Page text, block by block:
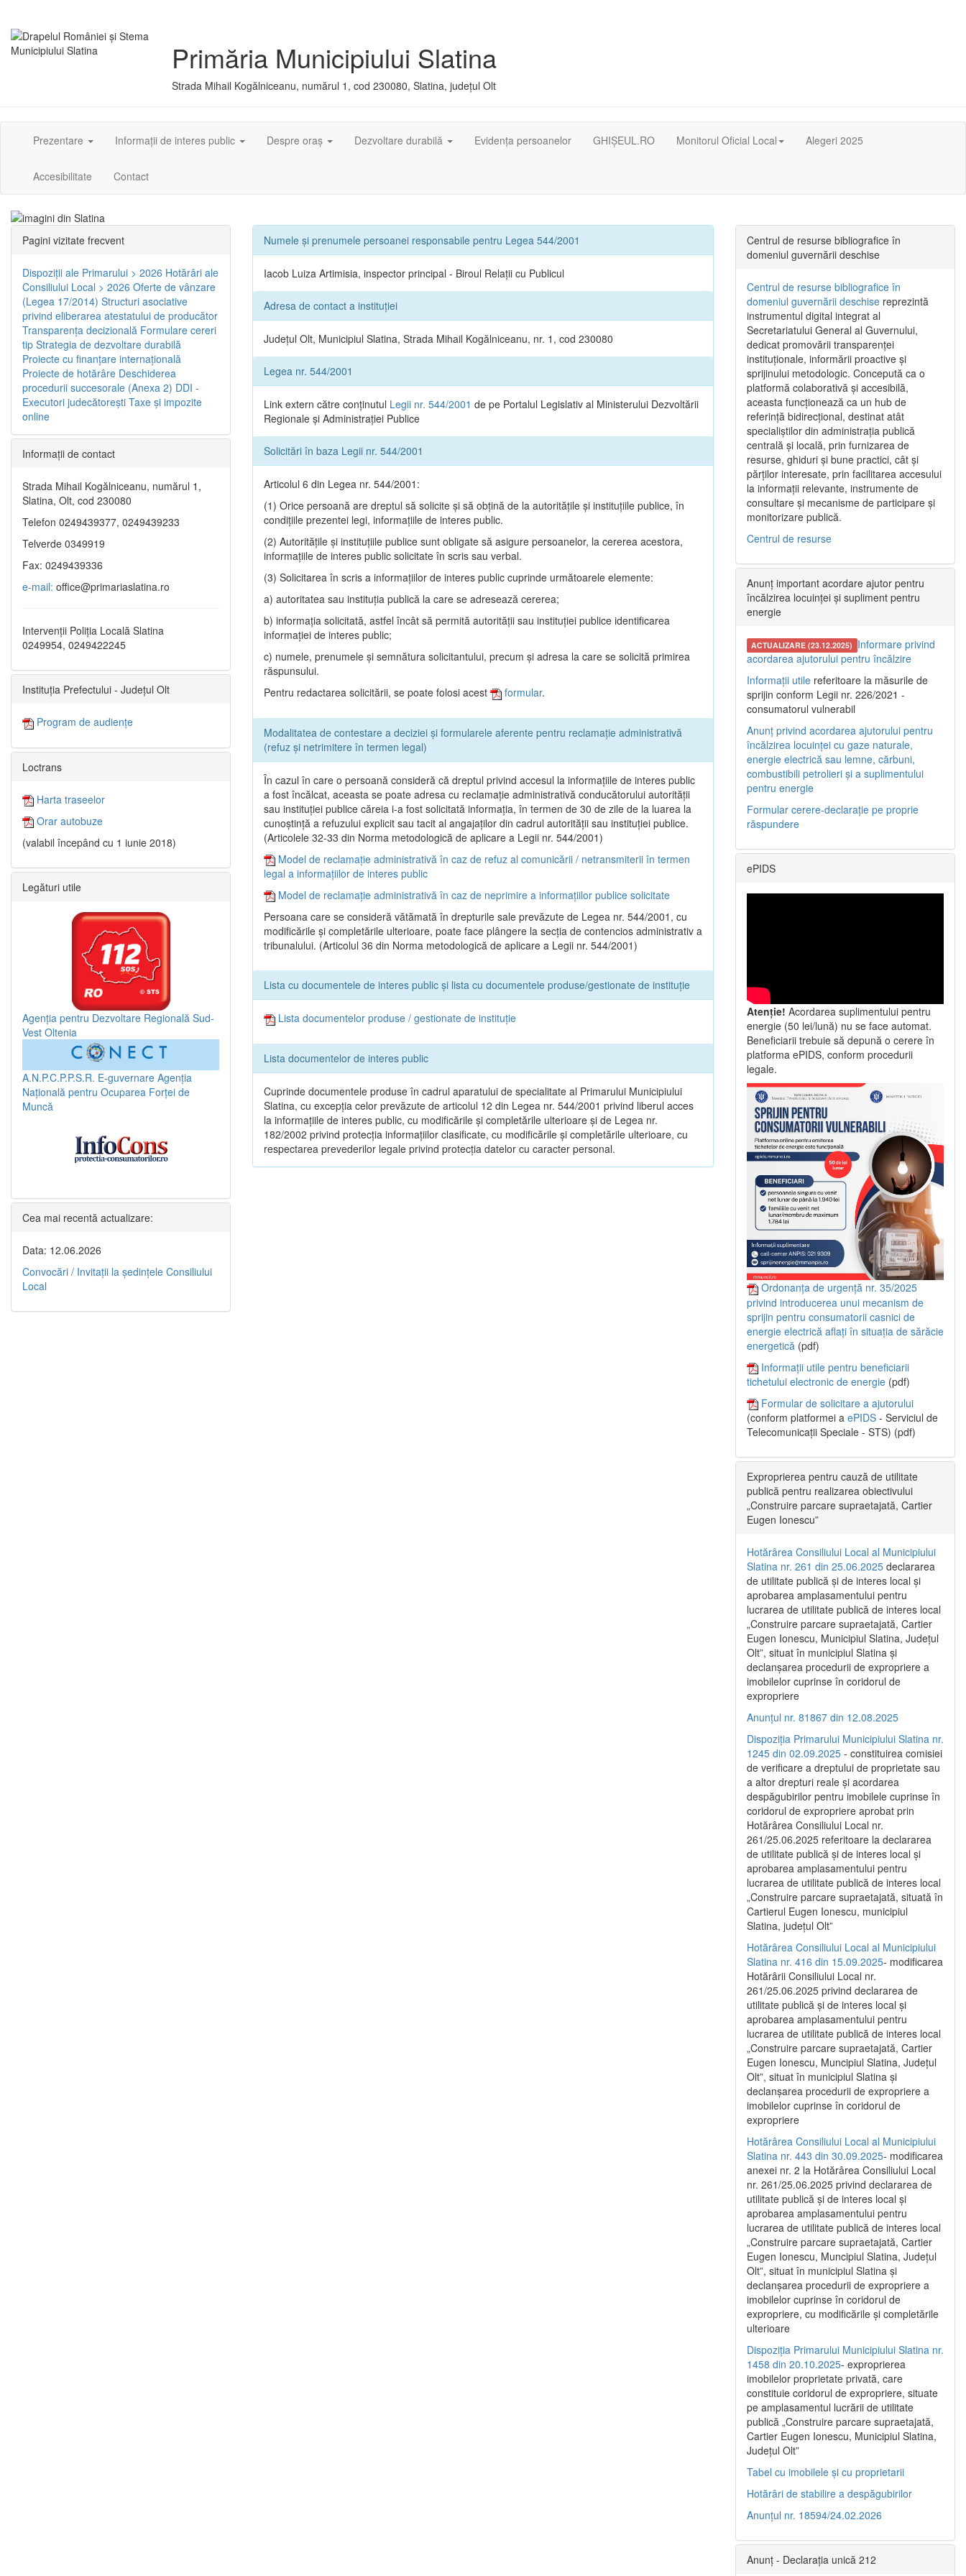
Primăria Municipiului Slatina
Strada Mihail Kogălniceanu, numărul 1, cod 230080, Slatina, județul Olt
Prezentare Informații de interes public Despre oraș Dezvoltare durabilă Evidența persoanelor GHIȘEUL.RO Monitorul Oficial Local Alegeri 2025
Accesibilitate Contact
Numele și prenumele persoanei responsabile pentru Legea 544/2001
Iacob Luiza Artimisia, inspector principal - Biroul Relații cu Publicul
Adresa de contact a instituției
Județul Olt, Municipiul Slatina, Strada Mihail Kogălniceanu, nr. 1, cod 230080
Legea nr. 544/2001
Link extern către conținutul Legii nr. 544/2001 de pe Portalul Legislativ al Ministerului Dezvoltării
Regionale și Administrației Publice
Solicitări în baza Legii nr. 544/2001
Articolul 6 din Legea nr. 544/2001:
(1) Orice persoană are dreptul să solicite şi să obţină de la autorităţile şi instituţiile publice, în
condiţiile prezentei legi, informaţiile de interes public.
(2) Autorităţile şi instituţiile publice sunt obligate să asigure persoanelor, la cererea acestora,
informaţiile de interes public solicitate în scris sau verbal.
(3) Solicitarea în scris a informaţiilor de interes public cuprinde următoarele elemente:
a) autoritatea sau instituţia publică la care se adresează cererea;
b) informaţia solicitată, astfel încât să permită autorităţii sau instituţiei publice identificarea
informaţiei de interes public;
c) numele, prenumele şi semnătura solicitantului, precum şi adresa la care se solicită primirea
răspunsului.
Pentru redactarea solicitării, se poate folosi acest
formular.
Modalitatea de contestare a deciziei și formularele aferente pentru reclamație administrativă
(refuz și netrimitere în termen legal)
În cazul în care o persoană consideră că dreptul privind accesul la informaţiile de interes public
a fost încălcat, aceasta se poate adresa cu reclamaţie administrativă conducătorului autorităţii
sau instituţiei publice căreia i-a fost solicitată informaţia, în termen de 30 de zile de la luarea la
cunoştinţă a refuzului explicit sau tacit al angajaţilor din cadrul autorităţii sau instituţiei publice.
(Articolele 32-33 din Norma metodologică de aplicare a Legii nr. 544/2001)
Model de reclamație administrativă în caz de refuz al comunicării / netransmiterii în termen
legal a informațiilor de interes public
Model de reclamație administrativă în caz de neprimire a informațiilor publice solicitate
Persoana care se consideră vătămată în drepturile sale prevăzute de Legea nr. 544/2001, cu
modificările şi completările ulterioare, poate face plângere la secţia de contencios administrativ a
tribunalului. (Articolul 36 din Norma metodologică de aplicare a Legii nr. 544/2001)
Lista cu documentele de interes public și lista cu documentele produse/gestionate de instituție
Lista documentelor produse / gestionate de instituție
Lista documentelor de interes public
Cuprinde documentele produse în cadrul aparatului de specialitate al Primarului Municipiului
Slatina, cu excepția celor prevăzute de articolul 12 din Legea nr. 544/2001 privind liberul acces
la informațiile de interes public, cu modificările și completările ulterioare și de Legea nr.
182/2002 privind protecția informațiilor clasificate, cu modificările și completările ulterioare, cu
respectarea prevederilor legale privind protecția datelor cu caracter personal.
Pagini vizitate frecvent
Dispoziţii ale Primarului > 2026 Hotărâri ale
Consiliului Local > 2026 Oferte de vânzare
(Legea 17/2014) Structuri asociative
privind eliberarea atestatului de producător
Transparenţa decizională Formulare cereri
tip Strategia de dezvoltare durabilă
Proiecte cu finanţare internaţională
Proiecte de hotărâre Deschiderea
procedurii succesorale (Anexa 2) DDI -
Executori judecătorești Taxe şi impozite
online
Informaţii de contact
Strada Mihail Kogălniceanu, numărul 1,
Slatina, Olt, cod 230080
Telefon 0249439377, 0249439233
Telverde 0349919
Fax: 0249439336
e-mail: office@primariaslatina.ro
Intervenții Poliția Locală Slatina
0249954, 0249422245
Instituția Prefectului - Județul Olt
Program de audiențe
Loctrans
Harta traseelor
Orar autobuze
(valabil începând cu 1 iunie 2018)
Legături utile
Agenția pentru Dezvoltare Regională Sud-
Vest Oltenia
A.N.P.C.P.P.S.R. E-guvernare Agenția
Națională pentru Ocuparea Forței de
Muncă
Cea mai recentă actualizare:
Data: 12.06.2026
Convocări / Invitaţii la şedinţele Consiliului
Local
Centrul de resurse bibliografice în
domeniul guvernării deschise
Centrul de resurse bibliografice în
domeniul guvernării deschise reprezintă
instrumentul digital integrat al
Secretariatului General al Guvernului,
dedicat promovării transparenței
instituționale, informării proactive și
sprijinului metodologic. Concepută ca o
platformă colaborativă și accesibilă,
aceasta funcționează ca un hub de
referință bidirecțional, destinat atât
specialiștilor din administrația publică
centrală și locală, prin furnizarea de
resurse, ghiduri și bune practici, cât și
părților interesate, prin facilitarea accesului
la informații relevante, instrumente de
consultare și mecanisme de participare și
monitorizare publică.
Centrul de resurse
Anunț important acordare ajutor pentru
încălzirea locuinței și supliment pentru
energie
ACTUALIZARE (23.12.2025) Informare privind
acordarea ajutorului pentru încălzire
Informații utile referitoare la măsurile de
sprijin conform Legii nr. 226/2021 -
consumatorul vulnerabil
Anunț privind acordarea ajutorului pentru
încălzirea locuinței cu gaze naturale,
energie electrică sau lemne, cărbuni,
combustibili petrolieri și a suplimentului
pentru energie
Formular cerere-declarație pe proprie
răspundere
ePIDS
Atenție! Acordarea suplimentului pentru
energie (50 lei/lună) nu se face automat.
Beneficiarii trebuie să depună o cerere în
platforma ePIDS, conform procedurii
legale.
Ordonanța de urgență nr. 35/2025
privind introducerea unui mecanism de
sprijin pentru consumatorii casnici de
energie electrică aflați în situația de sărăcie
energetică (pdf)
Informații utile pentru beneficiarii
tichetului electronic de energie (pdf)
Formular de solicitare a ajutorului
(conform platformei a ePIDS - Serviciul de
Telecomunicații Speciale - STS) (pdf)
Exproprierea pentru cauză de utilitate
publică pentru realizarea obiectivului
„Construire parcare supraetajată, Cartier
Eugen Ionescu”
Hotărârea Consiliului Local al Municipiului
Slatina nr. 261 din 25.06.2025 declararea
de utilitate publică și de interes local și
aprobarea amplasamentului pentru
lucrarea de utilitate publică de interes local
„Construire parcare supraetajată, Cartier
Eugen Ionescu, Municipiul Slatina, Județul
Olt”, situat în municipiul Slatina și
declanșarea procedurii de expropriere a
imobilelor cuprinse în coridorul de
expropriere
Anunțul nr. 81867 din 12.08.2025
Dispoziția Primarului Municipiului Slatina nr.
1245 din 02.09.2025 - constituirea comisiei
de verificare a dreptului de proprietate sau
a altor drepturi reale și acordarea
despăgubirilor pentru imobilele cuprinse în
coridorul de expropriere aprobat prin
Hotărârea Consiliului Local nr.
261/25.06.2025 referitoare la declararea
de utilitate publică și de interes local și
aprobarea amplasamentului pentru
lucrarea de utilitate publică de interes local
„Construire parcare supraetajată, situată în
Cartierul Eugen Ionescu, municipiul
Slatina, județul Olt”
Hotărârea Consiliului Local al Municipiului
Slatina nr. 416 din 15.09.2025- modificarea
Hotărârii Consiliului Local nr.
261/25.06.2025 privind declararea de
utilitate publică și de interes local și
aprobarea amplasamentului pentru
lucrarea de utilitate publică de interes local
„Construire parcare supraetajată, Cartier
Eugen Ionescu, Muncipiul Slatina, Județul
Olt”, situat în municipiul Slatina și
declanșarea procedurii de expropriere a
imobilelor cuprinse în coridorul de
expropriere
Hotărârea Consiliului Local al Municipiului
Slatina nr. 443 din 30.09.2025- modificarea
anexei nr. 2 la Hotărârea Consiliului Local
nr. 261/25.06.2025 privind declararea de
utilitate publică şi de interes local şi
aprobarea amplasamentului pentru
lucrarea de utilitate publică de interes local
„Construire parcare supraetajată, Cartier
Eugen Ionescu, Muncipiul Slatina, Judeţul
Olt”, situat în municipiul Slatina şi
declanşarea procedurii de expropriere a
imobilelor cuprinse în coridorul de
expropriere, cu modificările şi completările
ulterioare
Dispoziția Primarului Municipiului Slatina nr.
1458 din 20.10.2025- exproprierea
imobilelor proprietate privată, care
constituie coridorul de expropriere, situate
pe amplasamentul lucrării de utilitate
publică „Construire parcare supraetajată,
Cartier Eugen Ionescu, Municipiul Slatina,
Județul Olt”
Tabel cu imobilele și cu proprietarii
Hotărâri de stabilire a despăgubirilor
Anunțul nr. 18594/24.02.2026
Anunț - Declarația unică 212